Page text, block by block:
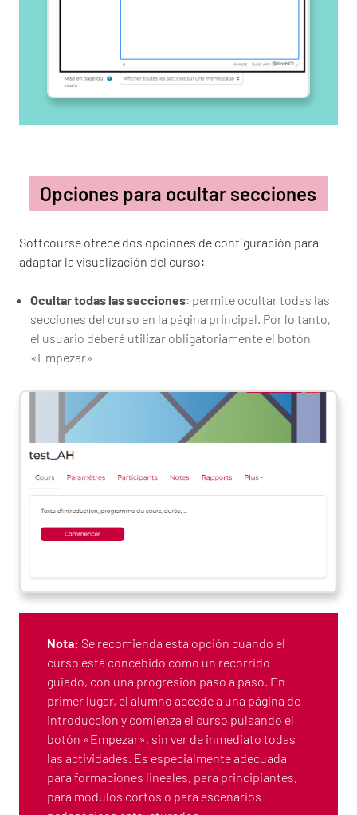
Opciones para ocultar secciones
Softcourse ofrece dos opciones de configuración para
adaptar la visualización del curso:
Ocultar todas las secciones: permite ocultar todas las
secciones del curso en la página principal. Por lo tanto,
el usuario deberá utilizar obligatoriamente el botón
«Empezar»
Nota: Se recomienda esta opción cuando el
curso está concebido como un recorrido
guiado, con una progresión paso a paso. En
primer lugar, el alumno accede a una página de
introducción y comienza el curso pulsando el
botón «Empezar», sin ver de inmediato todas
las actividades. Es especialmente adecuada
para formaciones lineales, para principiantes,
para módulos cortos o para escenarios